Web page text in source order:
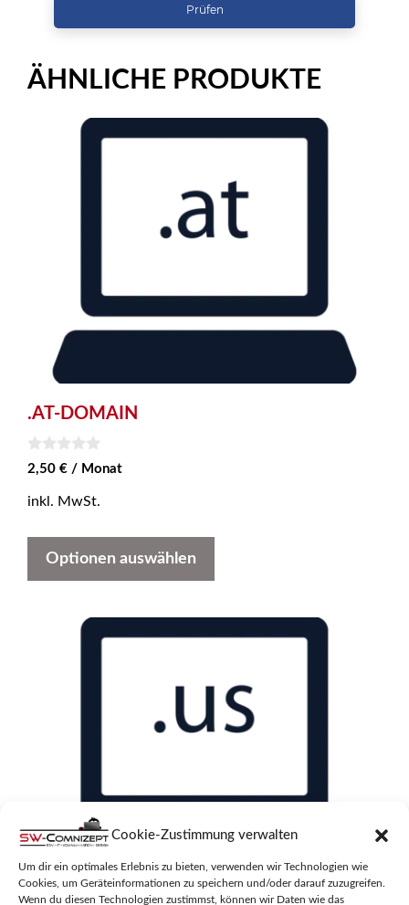
Cookie-Zustimmung verwalten
Um dir ein optimales Erlebnis zu bieten, verwenden wir Technologien wie
Cookies, um Geräteinformationen zu speichern und/oder darauf zuzugreifen.
Wenn du diesen Technologien zustimmst, können wir Daten wie das
Prüfen
ÄHNLICHE PRODUKTE
.AT-DOMAIN
0
v
n
2,50 € / Monat
inkl. MwSt.
Optionen auswählen